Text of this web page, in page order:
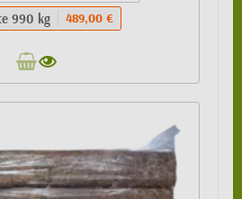
990 kg 489,00 €